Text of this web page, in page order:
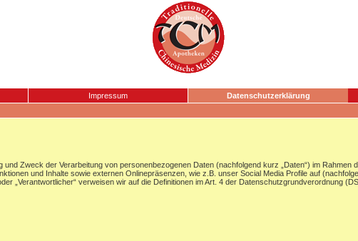
Impressum Datenschutzerklärung
Zweck der Verarbeitung von personenbezogenen Daten (nachfolgend kurz „Daten“) im
und Inhalte sowie externen Onlinepräsenzen, wie z.B. unser Social Media Profile auf
„Verantwortlicher“ verweisen wir auf die Definitionen im Art. 4 der Datenschutzgrundverordnung